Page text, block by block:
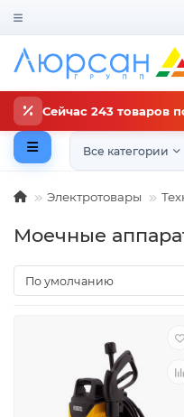
Сейчас 243 товаров
Все категории
Электротовары
Моечные